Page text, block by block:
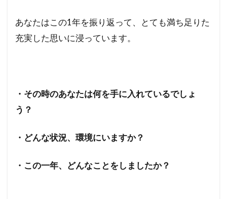
て
い
メ
ー
ジ
る
ス
あなたはこの1年を振り返って、とても満ち足りた
充実した思いに浸っています。
・その時のあなたは何を手に入れているでしょ
う？
・どんな状況、環境にいますか？
・この一年、どんなことをしましたか？